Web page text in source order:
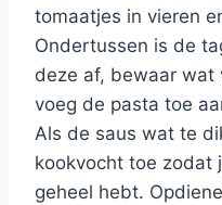
tomaatjes in vieren
Ondertussen is de
deze af, bewaar wat
voeg de pasta toe
Als de saus wat te
kookvocht toe zodat
geheel hebt.